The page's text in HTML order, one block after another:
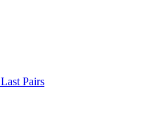
Last Pairs